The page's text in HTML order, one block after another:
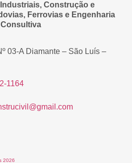
Construção e
Ferrovias e Engenharia
Consultiva
03-A Diamante – São Luís –
1164
2026